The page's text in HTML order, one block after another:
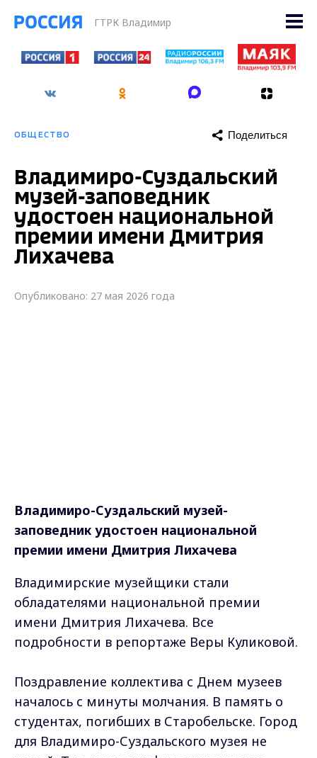
ГТРК Владимир
ОБЩЕСТВО Поделиться
Владимиро-Суздальский
музей-заповедник
удостоен национальной
премии имени Дмитрия
Лихачева
Опубликовано: 27 мая 2026 года
Владимиро-Суздальский музей-
заповедник удостоен национальной
премии имени Дмитрия Лихачева
Владимирские музейщики стали
обладателями национальной премии
имени Дмитрия Лихачева. Все
подробности в репортаже Веры Куликовой.
Поздравление коллектива с Днем музеев
началось с минуты молчания. В память о
студентах, погибших в Старобельске. Город
для Владимиро-Суздальского музея не